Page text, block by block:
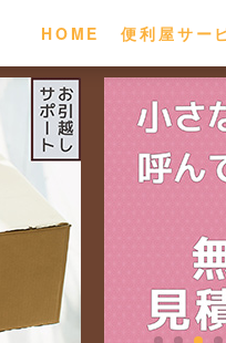
HOME 便利屋サー